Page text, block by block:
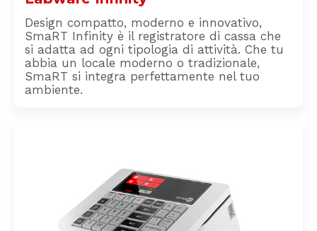
Design compatto, moderno e innovativo,
SmaRT Infinity è il registratore di cassa che
si adatta ad ogni tipologia di attività. Che tu
abbia un locale moderno o tradizionale,
SmaRT si integra perfettamente nel tuo
ambiente.